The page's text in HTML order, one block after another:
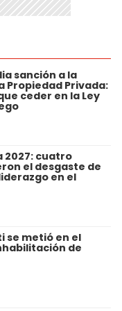
sanción a la
Propiedad Privada:
ceder en la Ley
2027: cuatro
el desgaste de
en el
se metió en el
de